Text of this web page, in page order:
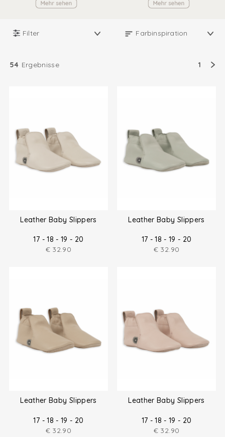
Filter
54 Ergebnisse 1
Leather Baby Slippers
17 - 18 - 19 - 20
€ 32.90
Leather Baby Slippers
17 - 18 - 19 - 20
€ 32.90
Leather Baby Slippers
17 - 18 - 19 - 20
€ 32.90
Leather Baby Slippers
17 - 18 - 19 - 20
€ 32.90